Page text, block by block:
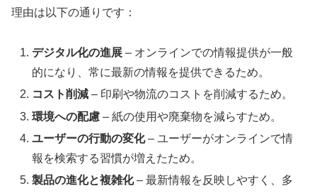
理由は以下の通りです：
デジタル化の進展 – オンラインでの情報提供が一般
的になり、常に最新の情報を提供できるため。
コスト削減 – 印刷や物流のコストを削減するため。
環境への配慮 – 紙の使用や廃棄物を減らすため。
ユーザーの行動の変化– ユーザーがオンラインで情
報を検索する習慣が増えたため。
製品の進化と複雑化– 最新情報を反映しやすく、多